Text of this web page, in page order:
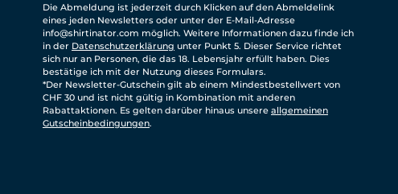
Die Abmeldung ist jederzeit durch Klicken auf den Abmeldelink
eines jeden Newsletters oder unter der E-Mail-Adresse
info@shirtinator.com möglich. Weitere Informationen dazu finde ich
in der Datenschutzerklärung unter Punkt 5. Dieser Service richtet
sich nur an Personen, die das 18. Lebensjahr erfüllt haben. Dies
bestätige ich mit der Nutzung dieses Formulars.
*Der Newsletter-Gutschein gilt ab einem Mindestbestellwert von
CHF 30 und ist nicht gültig in Kombination mit anderen
Rabattaktionen. Es gelten darüber hinaus unsere allgemeinen
Gutscheinbedingungen.